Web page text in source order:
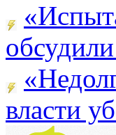
власти